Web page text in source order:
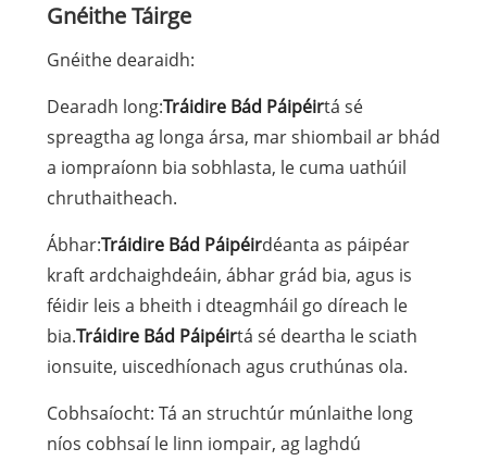
Gnéithe Táirge
Gnéithe dearaidh:
Dearadh long:Tráidire Bád Páipéirtá sé
spreagtha ag longa ársa, mar shiombail ar bhád
a iompraíonn bia sobhlasta, le cuma uathúil
chruthaitheach.
Ábhar:Tráidire Bád Páipéirdéanta as páipéar
kraft ardchaighdeáin, ábhar grád bia, agus is
féidir leis a bheith i dteagmháil go díreach le
bia.Tráidire Bád Páipéirtá sé deartha le sciath
ionsuite, uiscedhíonach agus cruthúnas ola.
Cobhsaíocht: Tá an struchtúr múnlaithe long
níos cobhsaí le linn iompair, ag laghdú